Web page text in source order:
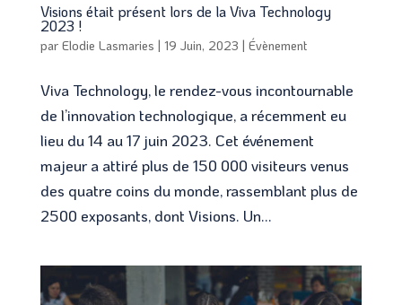
Visions était présent lors de la Viva Technology
2023 !
par Elodie Lasmaries | 19 Juin, 2023 | Évènement
Viva Technology, le rendez-vous incontournable
de l’innovation technologique, a récemment eu
lieu du 14 au 17 juin 2023. Cet événement
majeur a attiré plus de 150 000 visiteurs venus
des quatre coins du monde, rassemblant plus de
2500 exposants, dont Visions. Un...